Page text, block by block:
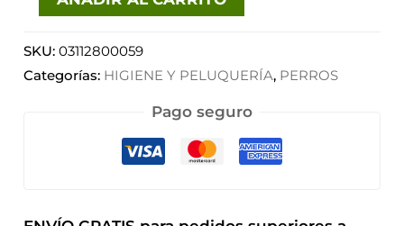
SKU:03112800059
Categorías: HIGIENE Y PELUQUERÍA, PERROS
Pago seguro